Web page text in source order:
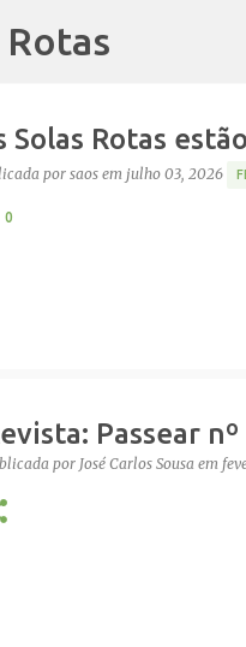
Rotas
Solas Rotas
por saos em julho 03, 2026
0
Passear
por José Carlos Sousa em